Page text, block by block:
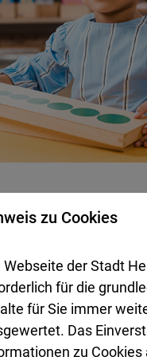
zu Cookies
Webseite der Stadt
für die
für Sie immer
Das
zu